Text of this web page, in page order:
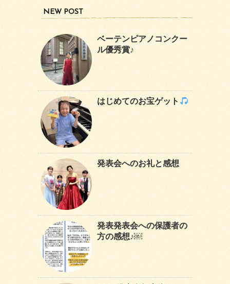
NEW POST
ベーテンピアノコンクー
ル優秀賞♪
はじめてのお宝ゲット
発表会へのお礼と感想
発表発表会への保護者の
方の感想♪￼